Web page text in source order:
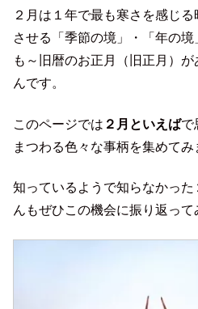
２月は１年で最も寒さを感じ
させる「季節の境」・「年の
も～旧暦のお正月（旧正月）
んです。
このページでは ２月といえばで
まつわる色々な事柄を集めてみ
知っているようで知らなかっ
んもぜひこの機会に振り返っ